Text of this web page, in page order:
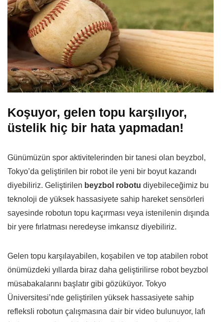
Koşuyor, gelen topu karşılıyor,
üstelik hiç bir hata yapmadan!
Günümüzün spor aktivitelerinden bir tanesi olan beyzbol,
Tokyo’da geliştirilen bir robot ile yeni bir boyut kazandı
diyebiliriz. Geliştirilen beyzbol robotu diyebileceğimiz bu
teknoloji de yüksek hassasiyete sahip hareket sensörleri
sayesinde robotun topu kaçırması veya istenilenin dışında
bir yere fırlatması neredeyse imkansız diyebiliriz.
Gelen topu karşılayabilen, koşabilen ve top atabilen robot
önümüzdeki yıllarda biraz daha geliştirilirse robot beyzbol
müsabakalarını başlatır gibi gözüküyor. Tokyo
Üniversitesi’nde geliştirilen yüksek hassasiyete sahip
refleksli robotun çalışmasına dair bir video bulunuyor, lafı